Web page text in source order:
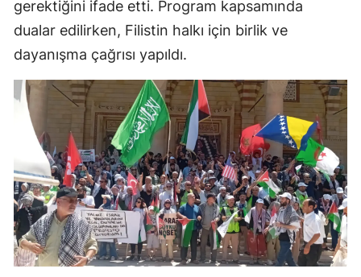
gerektiğini ifade etti. Program kapsamında
dualar edilirken, Filistin halkı için birlik ve
dayanışma çağrısı yapıldı.